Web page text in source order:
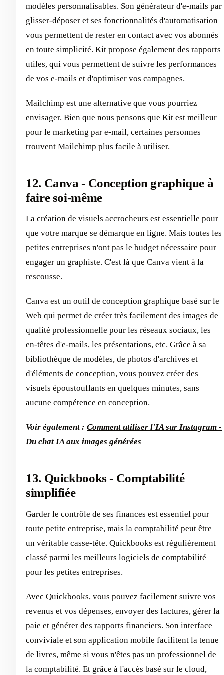
modèles personnalisables. Son générateur d'e-mails par
glisser-déposer et ses fonctionnalités d'automatisation
vous permettent de rester en contact avec vos abonnés
en toute simplicité. Kit propose également des rapports
utiles, qui vous permettent de suivre les performances
de vos e-mails et d'optimiser vos campagnes.
Mailchimp est une alternative que vous pourriez
envisager. Bien que nous pensons que Kit est meilleur
pour le marketing par e-mail, certaines personnes
trouvent Mailchimp plus facile à utiliser.
12. Canva - Conception graphique à
faire soi-même
La création de visuels accrocheurs est essentielle pour
que votre marque se démarque en ligne. Mais toutes les
petites entreprises n'ont pas le budget nécessaire pour
engager un graphiste. C'est là que Canva vient à la
rescousse.
Canva est un outil de conception graphique basé sur le
Web qui permet de créer très facilement des images de
qualité professionnelle pour les réseaux sociaux, les
en-têtes d'e-mails, les présentations, etc. Grâce à sa
bibliothèque de modèles, de photos d'archives et
d'éléments de conception, vous pouvez créer des
visuels époustouflants en quelques minutes, sans
aucune compétence en conception.
Voir également : Comment utiliser l'IA sur Instagram -
Du chat IA aux images générées
13. Quickbooks - Comptabilité
simplifiée
Garder le contrôle de ses finances est essentiel pour
toute petite entreprise, mais la comptabilité peut être
un véritable casse-tête. Quickbooks est régulièrement
classé parmi les meilleurs logiciels de comptabilité
pour les petites entreprises.
Avec Quickbooks, vous pouvez facilement suivre vos
revenus et vos dépenses, envoyer des factures, gérer la
paie et générer des rapports financiers. Son interface
conviviale et son application mobile facilitent la tenue
de livres, même si vous n'êtes pas un professionnel de
la comptabilité. Et grâce à l'accès basé sur le cloud,